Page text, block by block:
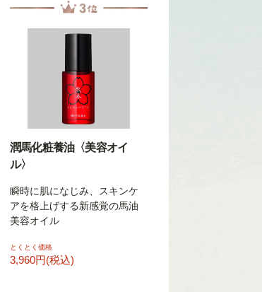
潤馬化粧養油〈美容オイ
ル〉
瞬時に肌になじみ、スキンケ
アを格上げする新感覚の馬油
美容オイル
とくとく価格
3,960円(税込)